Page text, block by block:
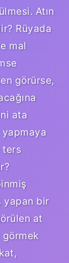
Atın
Rüyada
mal
görürse,
ata
ters
yapan bir
at
görmek